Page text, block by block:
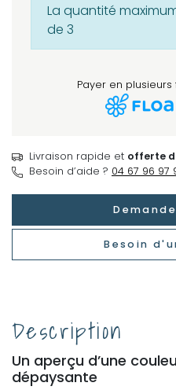
La quantité
de 3
Payer en
Livraison rapide et offerte
Besoin d’aide ? 04 67 96 97
Besoin
Description
Un aperçu d’une
dépaysante